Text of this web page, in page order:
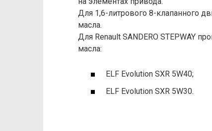
Для 1,6-литрового 8-клапанного
масла.
Для Renault SANDERO STEPWAY
масла:
ELF Evolution SXR 5W40;
ELF Evolution SXR 5W30.